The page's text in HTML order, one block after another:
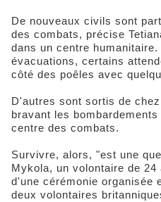
De nouveaux civils sont
des combats, précise
dans un centre
évacuations, certains
côté des poêles avec
D'autres sont sortis de
bravant les
centre des combats.
Survivre, alors, "est une
Mykola, un volontaire de
d'une cérémonie organisée
deux volontaires